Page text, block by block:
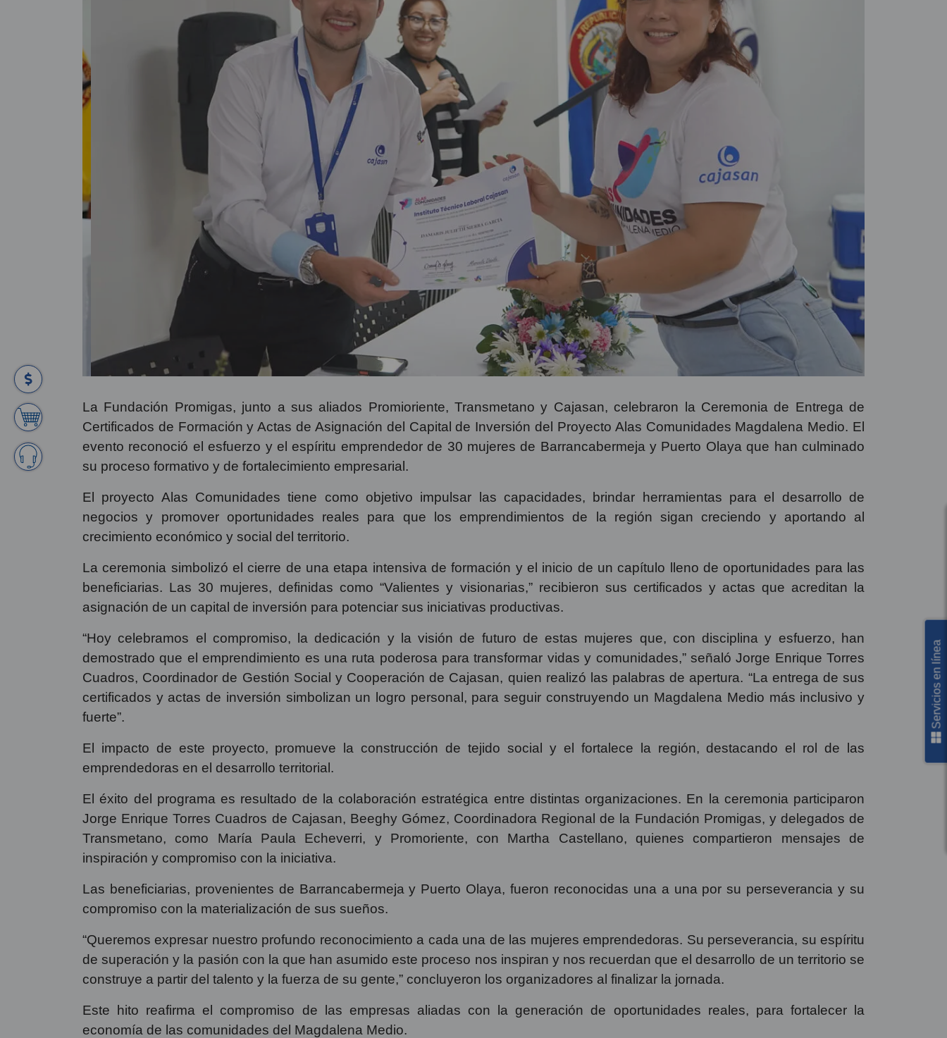
La Fundación Promigas, junto a sus aliados Promioriente, Transmetano y Cajasan, celebraron la Ceremonia de Entrega de
Certificados de Formación y Actas de Asignación del Capital de Inversión del Proyecto Alas Comunidades Magdalena Medio. El
evento reconoció el esfuerzo y el espíritu emprendedor de 30 mujeres de Barrancabermeja y Puerto Olaya que han culminado
su proceso formativo y de fortalecimiento empresarial.
El proyecto Alas Comunidades tiene como objetivo impulsar las capacidades, brindar herramientas para el desarrollo de
negocios y promover oportunidades reales para que los emprendimientos de la región sigan creciendo y aportando al
crecimiento económico y social del territorio.
La ceremonia simbolizó el cierre de una etapa intensiva de formación y el inicio de un capítulo lleno de oportunidades para las
beneficiarias. Las 30 mujeres, definidas como “Valientes y visionarias,” recibieron sus certificados y actas que acreditan la
asignación de un capital de inversión para potenciar sus iniciativas productivas.
“Hoy celebramos el compromiso, la dedicación y la visión de futuro de estas mujeres que, con disciplina y esfuerzo, han
demostrado que el emprendimiento es una ruta poderosa para transformar vidas y comunidades,” señaló Jorge Enrique Torres
Cuadros, Coordinador de Gestión Social y Cooperación de Cajasan, quien realizó las palabras de apertura. “La entrega de sus
certificados y actas de inversión simbolizan un logro personal, para seguir construyendo un Magdalena Medio más inclusivo y
fuerte”.
El impacto de este proyecto, promueve la construcción de tejido social y el fortalece la región, destacando el rol de las
emprendedoras en el desarrollo territorial.
El éxito del programa es resultado de la colaboración estratégica entre distintas organizaciones. En la ceremonia participaron
Jorge Enrique Torres Cuadros de Cajasan, Beeghy Gómez, Coordinadora Regional de la Fundación Promigas, y delegados de
Transmetano, como María Paula Echeverri, y Promoriente, con Martha Castellano, quienes compartieron mensajes de
inspiración y compromiso con la iniciativa.
Las beneficiarias, provenientes de Barrancabermeja y Puerto Olaya, fueron reconocidas una a una por su perseverancia y su
compromiso con la materialización de sus sueños.
“Queremos expresar nuestro profundo reconocimiento a cada una de las mujeres emprendedoras. Su perseverancia, su espíritu
de superación y la pasión con la que han asumido este proceso nos inspiran y nos recuerdan que el desarrollo de un territorio se
construye a partir del talento y la fuerza de su gente,” concluyeron los organizadores al finalizar la jornada.
Este hito reafirma el compromiso de las empresas aliadas con la generación de oportunidades reales, para fortalecer la
economía de las comunidades del Magdalena Medio.
Servicios en línea